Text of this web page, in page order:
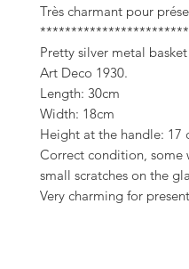
Très charmant pour
Pretty silver metal
Art Deco 1930.
Length: 30cm
Width: 18cm
Height at the handle: 17
Correct condition, some
small scratches on the
Very charming for